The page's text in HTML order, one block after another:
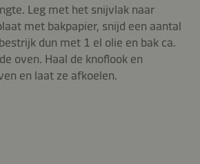
Leg met het snijvlak naar
met bakpapier, snijd een aantal
dun met 1 el olie en bak ca.
oven. Haal de knoflook en
en laat ze afkoelen.